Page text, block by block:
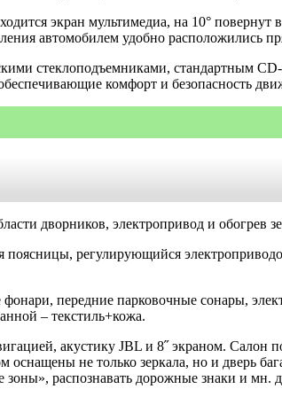
экран мультимедиа, на 10° повернут
автомобилем удобно расположились
стеклоподъемниками, стандартным
комфорт и безопасность
дворников, электропривод и обогрев
поясницы, регулирующийся
передние парковочные сонары,
– текстиль+кожа.
акустику JBL и 8˝ экраном. Салон
не только зеркала, но и дверь
зоны», распознавать дорожные знаки и мн.